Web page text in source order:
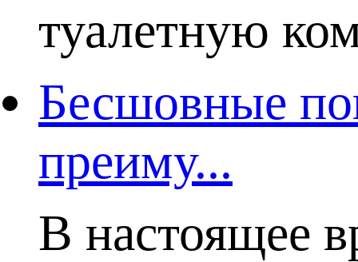
туалетную
Бесшовные
преиму...
В настоящее